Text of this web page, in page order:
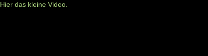
Hier das kleine Video.